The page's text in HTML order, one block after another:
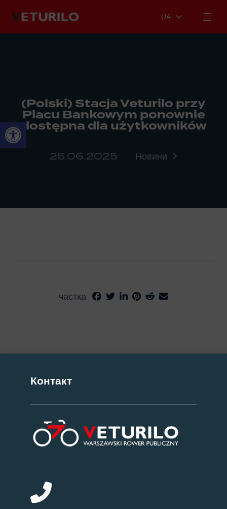
Відкрити Панель інструментів
Щоб забезпечити найкращий досвід, ми використовуємо технології,
такі як файли cookie, для зберігання та/або отримання доступу до
відкликання може негативно вплинути на деякі функції та роботу
сервісу.
UA
(Polski) Stacja Veturilo przy
Placu Bankowym ponownie
dostępna dla użytkowników
25.06.2025 Новини
частка
Контакт